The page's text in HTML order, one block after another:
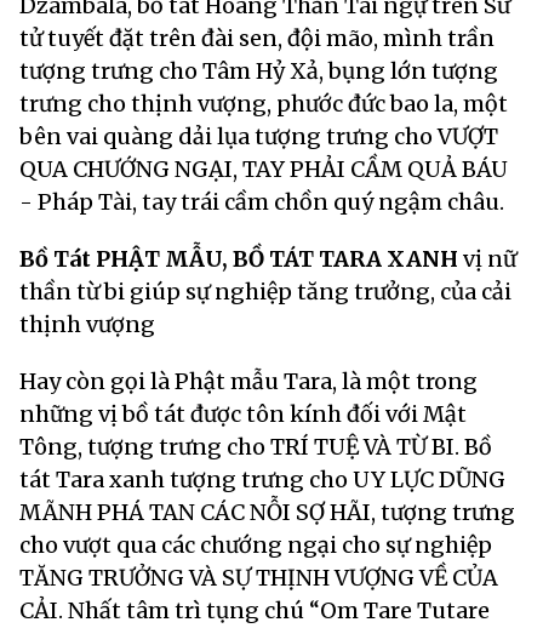
tử tuyết đặt trên đài sen, đội mão, mình trần
tượng trưng cho Tâm Hỷ Xả, bụng lớn tượng
trưng cho thịnh vượng, phước đức bao la, một
bên vai quàng dải lụa tượng trưng cho VƯỢT
QUA CHƯỚNG NGẠI, TAY PHẢI CẦM QUẢ BÁU
- Pháp Tài, tay trái cầm chồn quý ngậm châu.
Bồ Tát PHẬT MẪU, BỒ TÁT TARA XANH vị nữ
thần từ bi giúp sự nghiệp tăng trưởng, của cải
thịnh vượng
Hay còn gọi là Phật mẫu Tara, là một trong
những vị bồ tát được tôn kính đối với Mật
Tông, tượng trưng cho TRÍ TUỆ VÀ TỪ BI. Bồ
tát Tara xanh tượng trưng cho UY LỰC DŨNG
MÃNH PHÁ TAN CÁC NỖI SỢ HÃI, tượng trưng
cho vượt qua các chướng ngại cho sự nghiệp
TĂNG TRƯỞNG VÀ SỰ THỊNH VƯỢNG VỀ CỦA
CẢI. Nhất tâm trì tụng chú “Om Tare Tutare